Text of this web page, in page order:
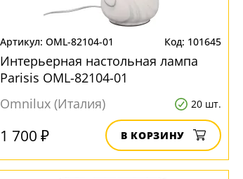
OML-82104-01 101645
Интерьерная настольная лампа
Parisis OML-82104-01
Omnilux (Италия)
20 шт.
1 700 ₽ В КОРЗИНУ